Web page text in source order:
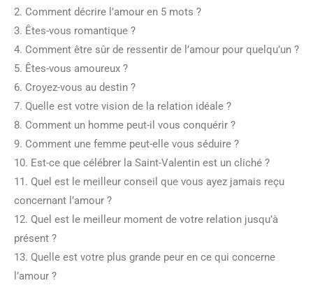
2. Comment décrire l’amour en 5 mots ?
3. Êtes-vous romantique ?
4. Comment être sûr de ressentir de l’amour pour quelqu’un ?
5. Êtes-vous amoureux ?
6. Croyez-vous au destin ?
7. Quelle est votre vision de la relation idéale ?
8. Comment un homme peut-il vous conquérir ?
9. Comment une femme peut-elle vous séduire ?
10. Est-ce que célébrer la Saint-Valentin est un cliché ?
11. Quel est le meilleur conseil que vous ayez jamais reçu
concernant l’amour ?
12. Quel est le meilleur moment de votre relation jusqu’à
présent ?
13. Quelle est votre plus grande peur en ce qui concerne
l’amour ?